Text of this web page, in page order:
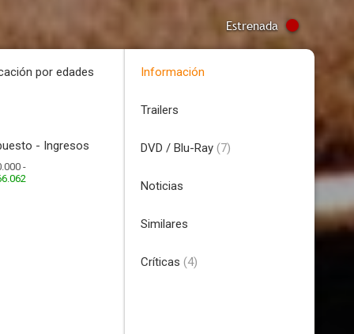
Estrenada
por edades
- Ingresos
-
Información
Trailers
DVD / Blu-Ray (7)
Noticias
Similares
Críticas (4)